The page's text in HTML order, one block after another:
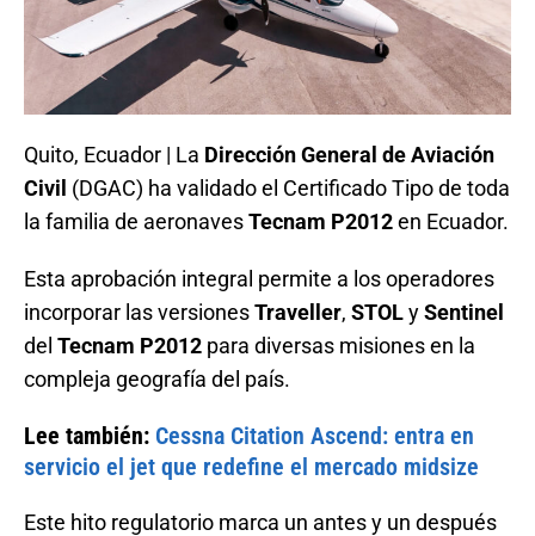
Quito, Ecuador | La Dirección General de Aviación
Civil (DGAC) ha validado el Certificado Tipo de toda
la familia de aeronavesTecnam P2012en Ecuador.
Esta aprobación integral permite a los operadores
incorporar las versionesTraveller, STOLySentinel
del Tecnam P2012 para diversas misiones en la
compleja geografía del país.
Lee también: Cessna Citation Ascend: entra en
servicio el jet que redefine el mercado midsize
Este hito regulatorio marca un antes y un después